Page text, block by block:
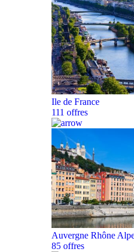
Ile de France
111 offres
Auvergne Rhône
85 offres